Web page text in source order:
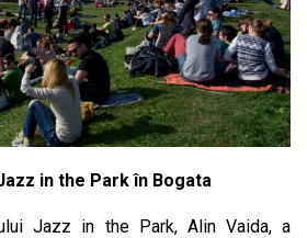
in the Park în Bogata
Jazz in the Park, Alin Vaida, a